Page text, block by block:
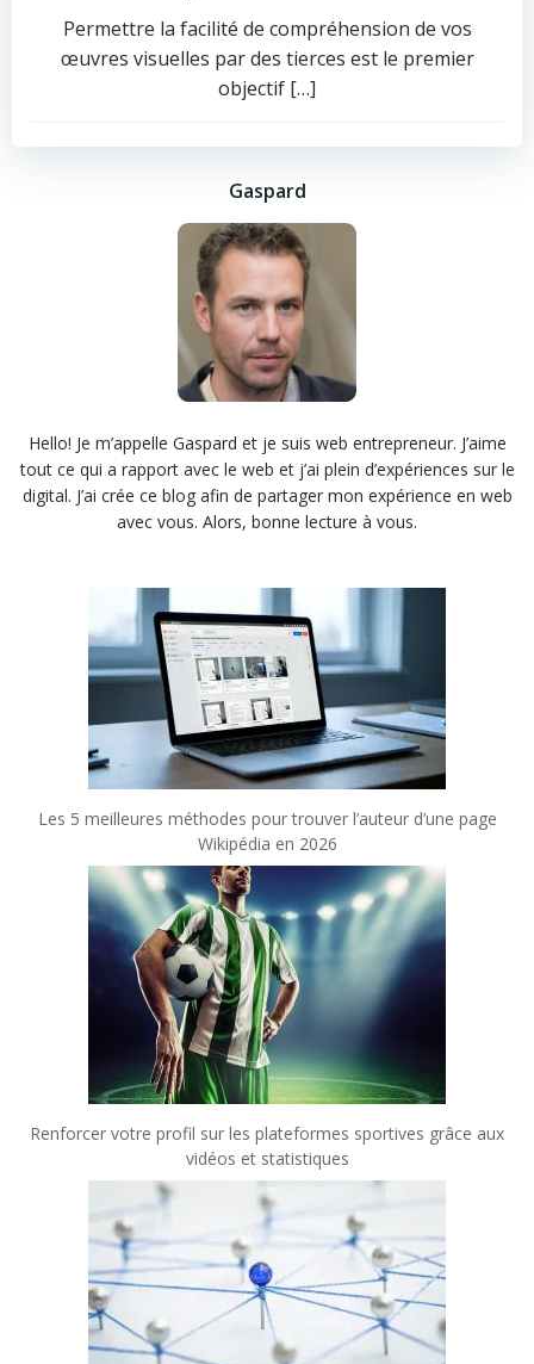
Permettre la facilité de compréhension de vos
œuvres visuelles par des tierces est le premier
objectif […]
Gaspard
Hello! Je m’appelle Gaspard et je suis web entrepreneur. J’aime
tout ce qui a rapport avec le web et j’ai plein d’expériences sur le
digital. J’ai crée ce blog afin de partager mon expérience en web
avec vous. Alors, bonne lecture à vous.
Les 5 meilleures méthodes pour trouver l’auteur d’une page
Wikipédia en 2026
Renforcer votre profil sur les plateformes sportives grâce aux
vidéos et statistiques